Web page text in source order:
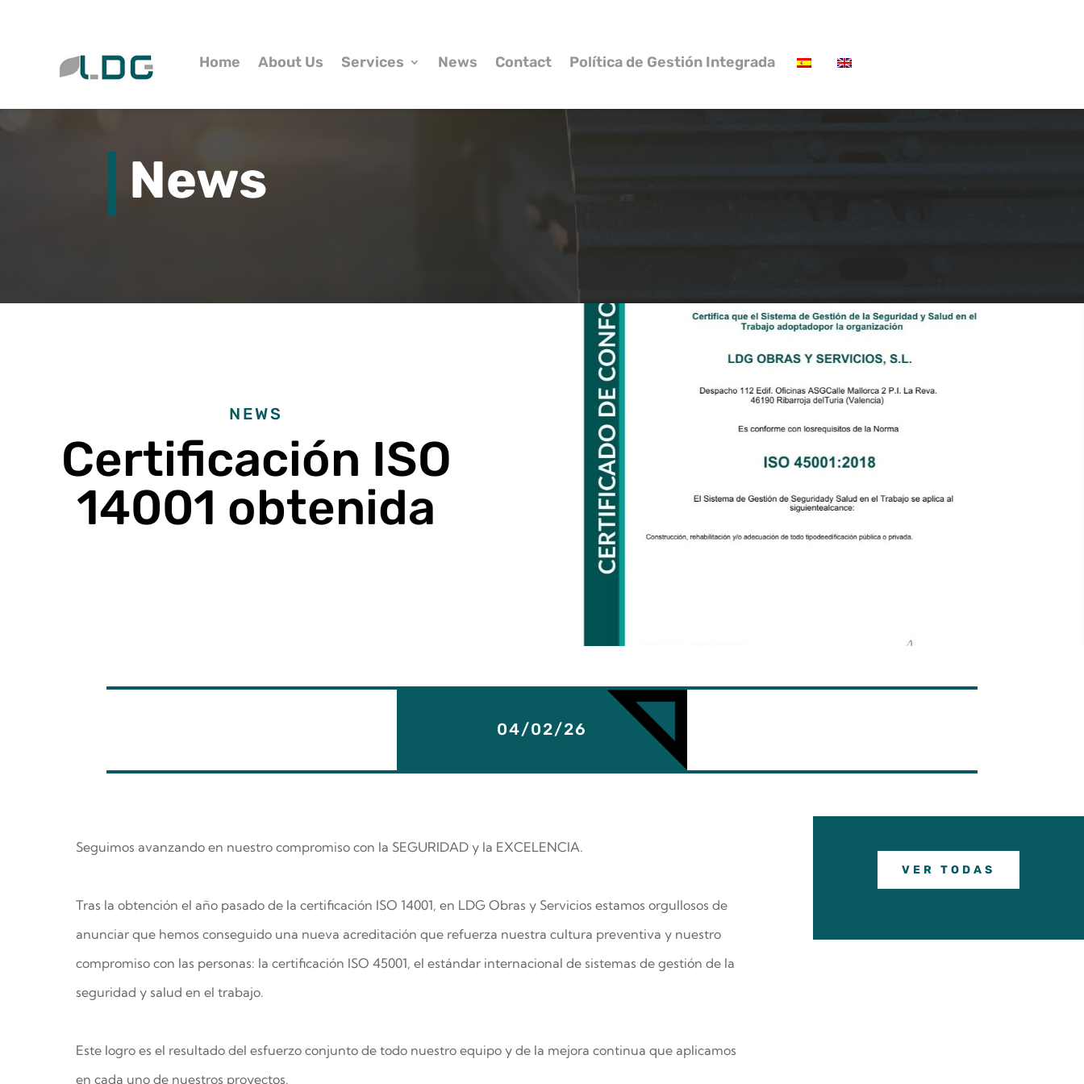
Home About Us Services News Contact Política de Gestión Integrada
News
NEWS
Certificación ISO
14001 obtenida
04/02/26
Seguimos avanzando en nuestro compromiso con la SEGURIDAD y la EXCELENCIA.
Tras la obtención el año pasado de la certificación ISO 14001, en LDG Obras y Servicios estamos orgullosos de
anunciar que hemos conseguido una nueva acreditación que refuerza nuestra cultura preventiva y nuestro
compromiso con las personas: la certificación ISO 45001, el estándar internacional de sistemas de gestión de la
seguridad y salud en el trabajo.
Este logro es el resultado del esfuerzo conjunto de todo nuestro equipo y de la mejora continua que aplicamos
en cada uno de nuestros proyectos.
VER TODAS